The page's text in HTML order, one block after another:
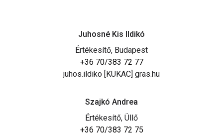
Juhosné Kis Ildikó
Értékesítő, Budapest
+36 70/383 72 77
juhos.ildiko [KUKAC] gras.hu
Szajkó Andrea
Értékesítő, Üllő
+36 70/383 72 75